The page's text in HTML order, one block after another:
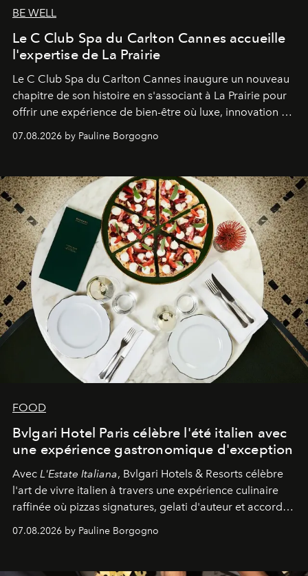
BE WELL
Le C Club Spa du Carlton Cannes accueille
l'expertise de La Prairie
Le C Club Spa du Carlton Cannes inaugure un nouveau
chapitre de son histoire en s'associant à La Prairie pour
offrir une expérience de bien-être où luxe, innovation et
07.08.2026 by Pauline Borgogno
FOOD
Bvlgari Hotel Paris célèbre l'été italien avec
une expérience gastronomique d'exception
Avec L'Estate Italiana, Bvlgari Hotels & Resorts célèbre
l'art de vivre italien à travers une expérience culinaire
raffinée où pizzas signatures, gelati d'auteur et accords
07.08.2026 by Pauline Borgogno